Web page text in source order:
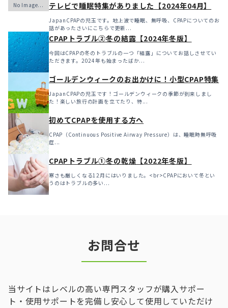
テレビで睡眠特集がありました【2024年04月】
JapanCPAPの児玉です。地上波で睡眠、無呼吸、CPAPについてのお
話があったさいにこちらで更新...
CPAPトラブル②冬の結露【2024年冬版】
今回はCPAPの冬のトラブルの一つ「結露」についてお話しさせてい
ただきます。2024年も始まったばか...
ゴールデンウィークのお出かけに！小型CPAP特集
JapanCPAPの児玉です！ゴールデンウィークの季節が到来しまし
た！楽しい旅行の計画を立てたり、特...
初めてCPAPを使用する方へ
CPAP（Continuous Positive Airway Pressure）は、睡眠時無呼吸
症...
CPAPトラブル①冬の乾燥【2022年冬版】
寒さも厳しくなる12月にはいりました。<br>CPAPにおいて冬とい
うのはトラブルの多い...
お問合せ
当サイトはレベルの高い専門スタッフが購入サポー
ト・使用サポートを完備し安心して使用していただけ